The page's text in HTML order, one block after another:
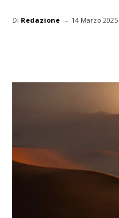
Di Redazione - 14 Marzo 2025